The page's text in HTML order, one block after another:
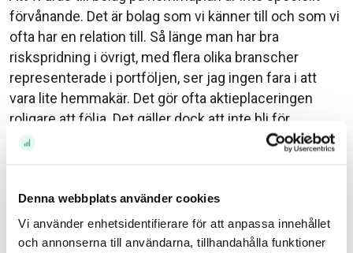
Denna webbplats använder cookies
Vi använder enhetsidentifierare för att anpassa innehållet
och annonserna till användarna, tillhandahålla funktioner
förvånande. Det är bolag som vi känner till och som vi
ofta har en relation till. Så länge man har bra
riskspridning i övrigt, med flera olika branscher
representerade i portföljen, ser jag ingen fara i att
vara lite hemmakär. Det gör ofta aktieplaceringen
roligare att följa. Det gäller dock att inte bli för
exponerad mot en enskild sektor och vad gäller
är du redan exponerad mot hemortens
bostadsmarknad. Det är oftast din absolut största
investering. Att då gå in med ytterligare investeringar